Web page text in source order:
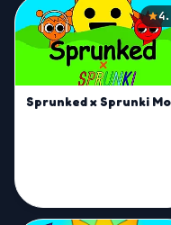
Sprunked x Sprunki